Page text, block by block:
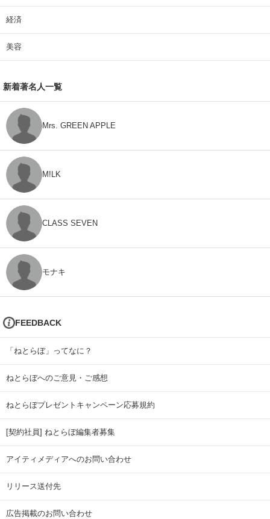
経済
美容
新着著名人一覧
Mrs. GREEN APPLE
M!LK
CLASS SEVEN
モナキ
FEEDBACK
「ねとらぼ」ってなに？
ねとらぼへのご意見・ご感想
ねとらぼプレゼントキャンペーン応募規約
[契約社員] ねとらぼ編集者募集
アイティメディアへのお問い合わせ
リリース送付先
広告掲載のお問い合わせ